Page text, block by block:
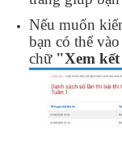
Nếu muốn
bạn có thể
chữ "Xem
đổi mới sáng tạo và
Ngày ban hành: (07/
Số:Số: 1858/
(V/v triển
ngày 30/7/2026 của
Ngày ban hành: (07/